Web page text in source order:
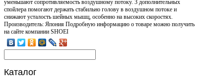
уменьшают сопротивляемость воздушному потоку. 3 дополнительных
спойлера помогают держать стабильно голову в воздушном потоке и
снижают усталость шейных мышц, особенно на высоких скоростях.
Производитель: Япония Подробную информацию о товаре можно получить
на сайте компании SHOEI
Каталог